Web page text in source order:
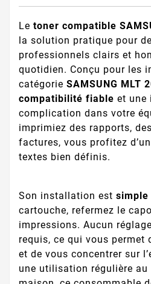
Le toner compatible
la solution pratique pour
professionnels clairs et
quotidien. Conçu pour les
catégorie SAMSUNG MLT
compatibilité fiable et une
complication dans votre
imprimiez des rapports,
factures, vous profitez d’un
textes bien définis.
Son installation est simple
cartouche, refermez le
impressions. Aucun
requis, ce qui vous permet
et de vous concentrer sur
une utilisation régulière au